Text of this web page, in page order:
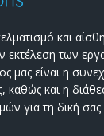
και
εκτέλεση των
μας είναι η
καθώς και η
για τη δική